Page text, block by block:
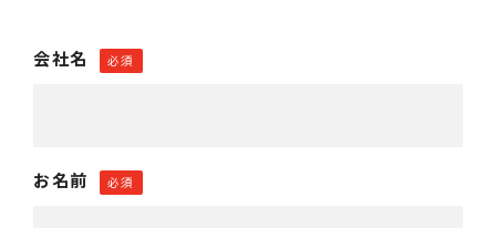
会社名 必須
お名前 必須